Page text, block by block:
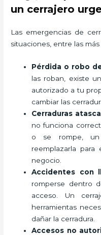
un cerrajero
Las emergencias de
situaciones, entre las
Pérdida o robo
las roban, existe
autorizado a tu
cambiar las
Cerraduras
no funciona
o se rompe, un
reemplazarla
negocio.
Accidentes con
romperse dentro
acceso. Un
herramientas
dañar la cerradura.
Accesos no